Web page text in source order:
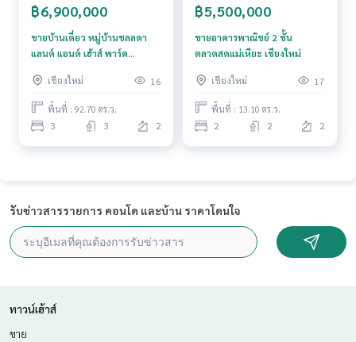
฿6,900,000
ขายบ้านเดี่ยว หมู่บ้านชลลดา
แลนด์ แอนด์ เฮ้าส์ พาร์ค
Park) เชียงใหม่
เชียงใหม่ 16
พื้นที่ : 92.70 ตร.ว.
3 3 2
฿5,500,000
ขายอาคารพาณิชย์ 2 ชั้น
ตลาดสดแม่เหียะ เชียงใหม่
เชียงใหม่ 17
พื้นที่ : 13.10 ตร.ว.
2 2 2
รับข่าวสารรายการ คอนโด และบ้าน ราคาโดนใจ
ทาวน์เฮ้าส์
ขาย